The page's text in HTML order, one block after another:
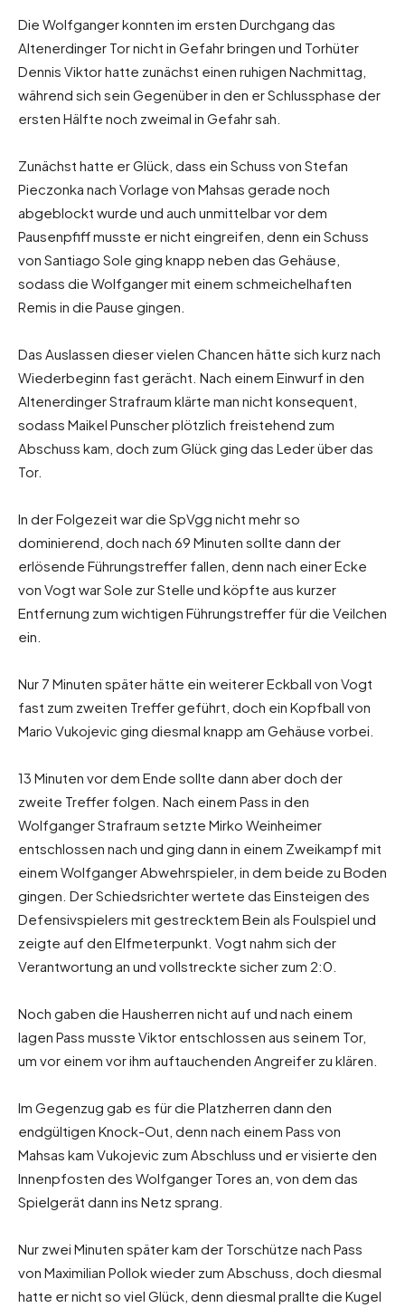
Die Wolfganger konnten im ersten Durchgang das
Altenerdinger Tor nicht in Gefahr bringen und Torhüter
Dennis Viktor hatte zunächst einen ruhigen Nachmittag,
während sich sein Gegenüber in den er Schlussphase der
ersten Hälfte noch zweimal in Gefahr sah.
Zunächst hatte er Glück, dass ein Schuss von Stefan
Pieczonka nach Vorlage von Mahsas gerade noch
abgeblockt wurde und auch unmittelbar vor dem
Pausenpfiff musste er nicht eingreifen, denn ein Schuss
von Santiago Sole ging knapp neben das Gehäuse,
sodass die Wolfganger mit einem schmeichelhaften
Remis in die Pause gingen.
Das Auslassen dieser vielen Chancen hätte sich kurz nach
Wiederbeginn fast gerächt. Nach einem Einwurf in den
Altenerdinger Strafraum klärte man nicht konsequent,
sodass Maikel Punscher plötzlich freistehend zum
Abschuss kam, doch zum Glück ging das Leder über das
Tor.
In der Folgezeit war die SpVgg nicht mehr so
dominierend, doch nach 69 Minuten sollte dann der
erlösende Führungstreffer fallen, denn nach einer Ecke
von Vogt war Sole zur Stelle und köpfte aus kurzer
Entfernung zum wichtigen Führungstreffer für die Veilchen
ein.
Nur 7 Minuten später hätte ein weiterer Eckball von Vogt
fast zum zweiten Treffer geführt, doch ein Kopfball von
Mario Vukojevic ging diesmal knapp am Gehäuse vorbei.
13 Minuten vor dem Ende sollte dann aber doch der
zweite Treffer folgen. Nach einem Pass in den
Wolfganger Strafraum setzte Mirko Weinheimer
entschlossen nach und ging dann in einem Zweikampf mit
einem Wolfganger Abwehrspieler, in dem beide zu Boden
gingen. Der Schiedsrichter wertete das Einsteigen des
Defensivspielers mit gestrecktem Bein als Foulspiel und
zeigte auf den Elfmeterpunkt. Vogt nahm sich der
Verantwortung an und vollstreckte sicher zum 2:0.
Noch gaben die Hausherren nicht auf und nach einem
lagen Pass musste Viktor entschlossen aus seinem Tor,
um vor einem vor ihm auftauchenden Angreifer zu klären.
Im Gegenzug gab es für die Platzherren dann den
endgültigen Knock-Out, denn nach einem Pass von
Mahsas kam Vukojevic zum Abschluss und er visierte den
Innenpfosten des Wolfganger Tores an, von dem das
Spielgerät dann ins Netz sprang.
Nur zwei Minuten später kam der Torschütze nach Pass
von Maximilian Pollok wieder zum Abschuss, doch diesmal
hatte er nicht so viel Glück, denn diesmal prallte die Kugel